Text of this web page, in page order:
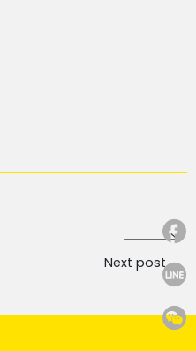
Next post